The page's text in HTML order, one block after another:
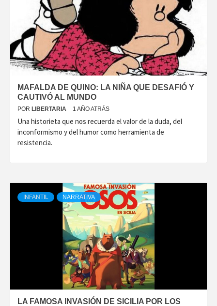
MAFALDA DE QUINO: LA NIÑA QUE DESAFIÓ Y
CAUTIVÓ AL MUNDO
POR LIBERTARIA 1 AÑO ATRÁS
Una historieta que nos recuerda el valor de la duda, del
inconformismo y del humor como herramienta de
resistencia.
INFANTIL NARRATIVA
LA FAMOSA INVASIÓN DE SICILIA POR LOS